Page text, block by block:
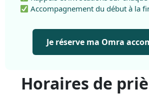
Accompagnement du début à la
Je réserve ma Omra
Horaires de